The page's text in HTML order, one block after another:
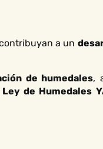
a un
de humedales,
de Humedales